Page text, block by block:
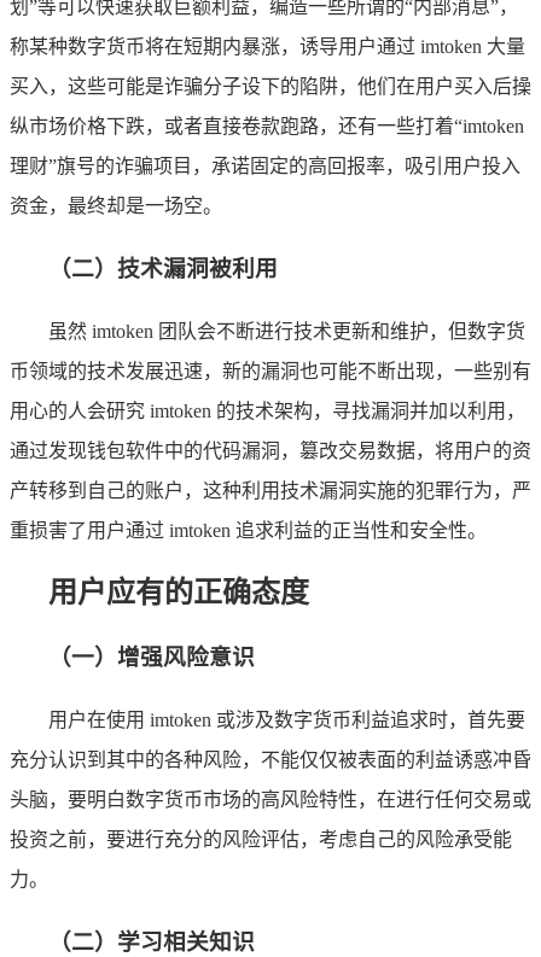
划”等可以快速获取巨额利益，编造一些所谓的“内部消息”，
称某种数字货币将在短期内暴涨，诱导用户通过 imtoken 大量
买入，这些可能是诈骗分子设下的陷阱，他们在用户买入后操
纵市场价格下跌，或者直接卷款跑路，还有一些打着“imtoken
理财”旗号的诈骗项目，承诺固定的高回报率，吸引用户投入
资金，最终却是一场空。
（二）技术漏洞被利用
虽然 imtoken 团队会不断进行技术更新和维护，但数字货
币领域的技术发展迅速，新的漏洞也可能不断出现，一些别有
用心的人会研究 imtoken 的技术架构，寻找漏洞并加以利用，
通过发现钱包软件中的代码漏洞，篡改交易数据，将用户的资
产转移到自己的账户，这种利用技术漏洞实施的犯罪行为，严
重损害了用户通过 imtoken 追求利益的正当性和安全性。
用户应有的正确态度
（一）增强风险意识
用户在使用 imtoken 或涉及数字货币利益追求时，首先要
充分认识到其中的各种风险，不能仅仅被表面的利益诱惑冲昏
头脑，要明白数字货币市场的高风险特性，在进行任何交易或
投资之前，要进行充分的风险评估，考虑自己的风险承受能
力。
（二）学习相关知识